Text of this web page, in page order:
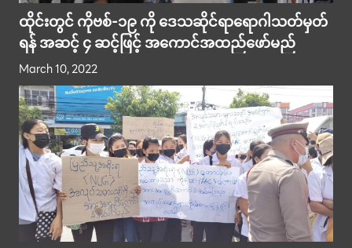
ထိုင်းတွင် ကိုဗစ်-၁၉ ကို ဒေသဆိုင်ရာရောဂါသတ်မှတ်
ရန် အဆင့် ၄ ဆင့်ဖြင့် အကောင်အထည်ဖော်မည်
March 10, 2022